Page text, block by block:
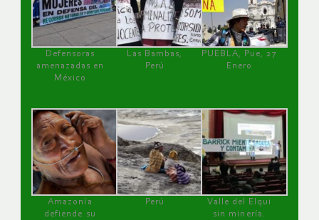
Defensoras
amenazadas en
México
Las Bambas,
Perú
PUEBLA, Pue, 27
Enero
Amazonía
defiende su
Perú
Valle del Elqui
sin minería.